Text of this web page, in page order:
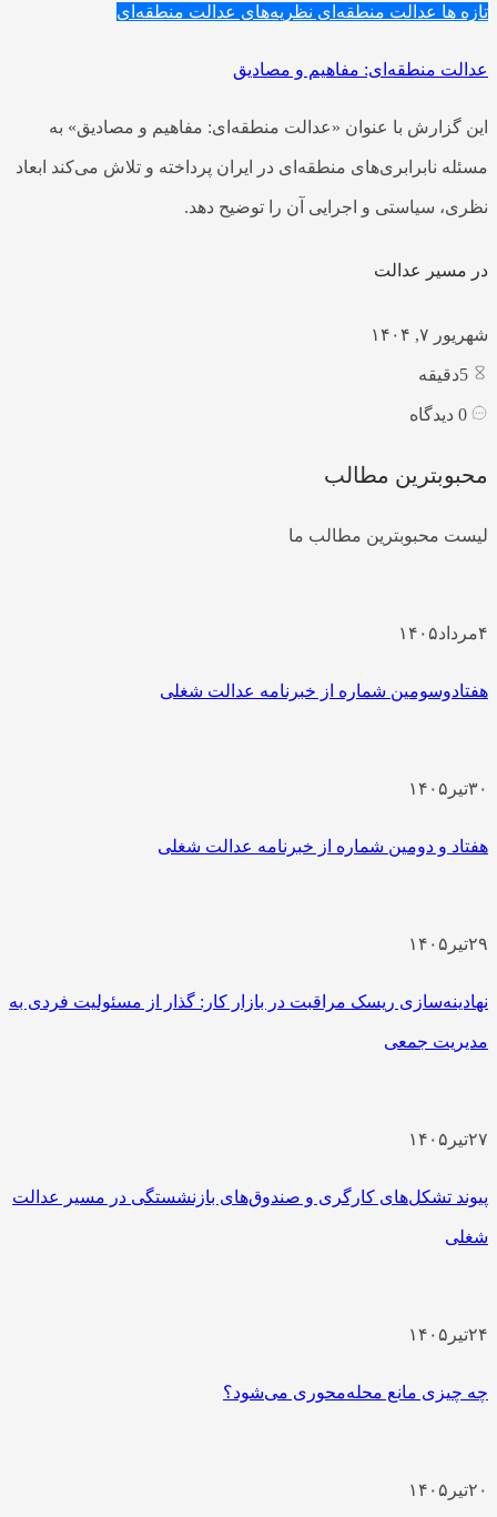
تازه ها عدالت منطقه‌ای نظریه‌های عدالت منطقه‌ای
عدالت منطقه‌ای: مفاهیم و مصادیق
این گزارش با عنوان «عدالت منطقه‌ای: مفاهیم و مصادیق» به
مسئله نابرابری‌های منطقه‌ای در ایران پرداخته و تلاش می‌کند ابعاد
نظری، سیاستی و اجرایی آن را توضیح دهد.
در مسیر عدالت
شهریور ۷, ۱۴۰۴
دقیقه
دیدگاه
محبوبترین مطالب
لیست محبوبترین مطالب ما
۴مرداد۱۴۰۵
هفتادوسومین شماره از خبرنامه عدالت شغلی
۳۰تیر ۱۴۰۵
هفتاد و دومین شماره از خبرنامه عدالت شغلی
۲۹تیر ۱۴۰۵
نهادینه‌سازی ریسک مراقبت در بازار کار: گذار از مسئولیت فردی به
مدیریت جمعی
۲۷تیر ۱۴۰۵
پیوند تشکل‌های کارگری و صندوق‌های بازنشستگی در مسیر عدالت
شغلی
۲۴تیر ۱۴۰۵
چه چیزی مانع محله‌محوری می‌شود؟
۲۰تیر ۱۴۰۵